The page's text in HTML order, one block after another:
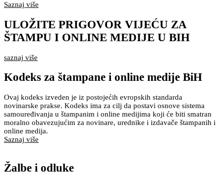
Saznaj više
ULOŽITE PRIGOVOR VIJEĆU ZA
ŠTAMPU I ONLINE MEDIJE U BIH
saznaj više
Kodeks za štampane i online medije BiH
Ovaj kodeks izveden je iz postojećih evropskih standarda
novinarske prakse. Kodeks ima za cilj da postavi osnove sistema
samouređivanja u štampanim i online medijima koji će biti smatran
moralno obavezujućim za novinare, urednike i izdavače štampanih i
online medija.
Saznaj više
Žalbe i odluke